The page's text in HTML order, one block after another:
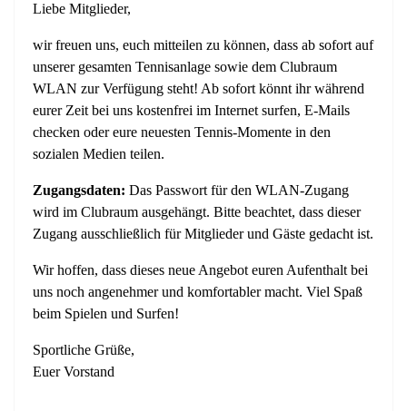
Liebe Mitglieder,
wir freuen uns, euch mitteilen zu können, dass ab sofort auf
unserer gesamten Tennisanlage sowie dem Clubraum
WLAN zur Verfügung steht! Ab sofort könnt ihr während
eurer Zeit bei uns kostenfrei im Internet surfen, E-Mails
checken oder eure neuesten Tennis-Momente in den
sozialen Medien teilen.
Zugangsdaten: Das Passwort für den WLAN-Zugang
wird im Clubraum ausgehängt. Bitte beachtet, dass dieser
Zugang ausschließlich für Mitglieder und Gäste gedacht ist.
Wir hoffen, dass dieses neue Angebot euren Aufenthalt bei
uns noch angenehmer und komfortabler macht. Viel Spaß
beim Spielen und Surfen!
Sportliche Grüße,
Euer Vorstand